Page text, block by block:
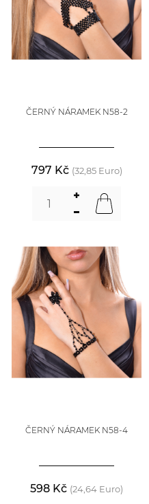
ČERNÝ NÁRAMEK N58-2
797 Kč (32,85 Euro)
ČERNÝ NÁRAMEK N58-4
598 Kč (24,64 Euro)